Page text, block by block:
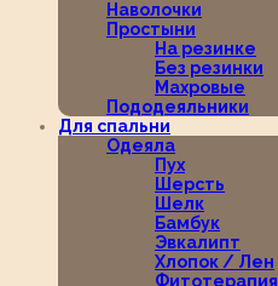
Наволочки
Простыни
На резинке
Без резинки
Махровые
Пододеяльники
Для спальни
Одеяла
Пух
Шерсть
Шелк
Бамбук
Эвкалипт
Хлопок / Лен
Фитотерапия